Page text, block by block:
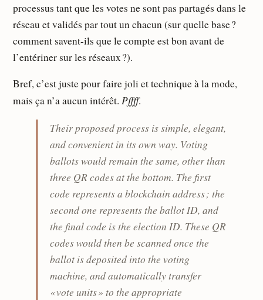
processus tant que les votes ne sont pas partagés dans le
réseau et validés par tout un chacun (sur quelle base ?
comment savent-ils que le compte est bon avant de
l’entériner sur les réseaux ?).
Bref, c’est juste pour faire joli et technique à la mode,
mais ça n’a aucun intérêt.Pffff.
Their proposed process is simple, elegant,
and convenient in its own way. Voting
ballots would remain the same, other than
three QR codes at the bottom. The first
code represents a blockchain address ; the
second one represents the ballot ID, and
the final code is the election ID. These QR
codes would then be scanned once the
ballot is deposited into the voting
machine, and automatically transfer
« vote units » to the appropriate